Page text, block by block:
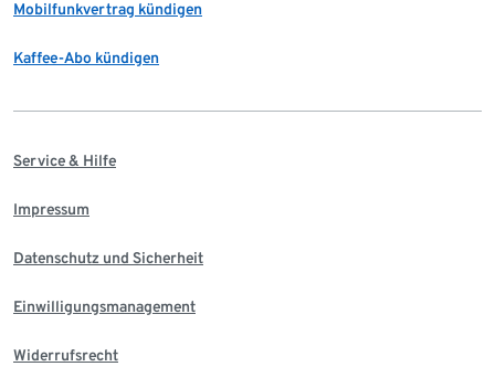
Mobilfunkvertrag kündigen
Kaffee-Abo kündigen
Service & Hilfe
Impressum
Datenschutz und Sicherheit
Einwilligungsmanagement
Widerrufsrecht